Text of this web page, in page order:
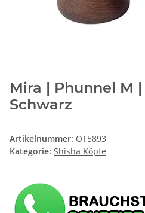
Mira | Phunnel M
Schwarz
Artikelnummer: OT5893
Kategorie: Shisha Köpfe